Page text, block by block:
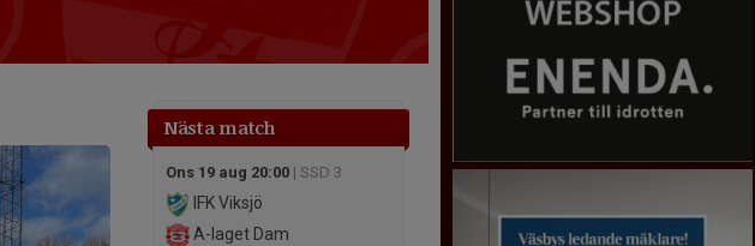
Nästa match
Ons 19 aug 20:00 | SSD 3
IFK Viksjö
A-laget Dam